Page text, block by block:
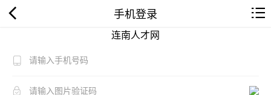
手机登录
连南人才网